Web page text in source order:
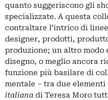
quanto suggeriscono gli
specializzate. A questa
contraltare l’intrico di
designer, prodotti,
produzione; un altro
disegno, o meglio ancora
funzione più basilare di
mentale – tra due
italiana di Teresa Moro